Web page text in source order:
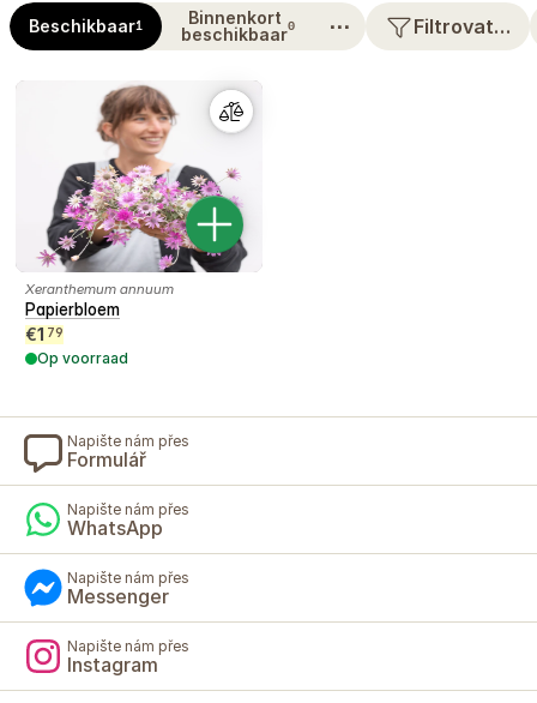
Beschikbaar1
Binnenkort
beschikbaar0 ⋯ Filtrovat…
Xeranthemum annuum
Papierbloem
€1 79
Op voorraad
Napište nám přes
Formulář
Napište nám přes
WhatsApp
Napište nám přes
Messenger
Napište nám přes
Instagram